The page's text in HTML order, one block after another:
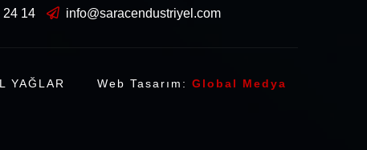
24 14 info@saracendustriyel.com
YAĞLAR Web Tasarım: Global Medya